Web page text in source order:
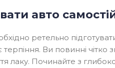
авто
ретельно
Ви повинні чітко
лаку. Починайте з